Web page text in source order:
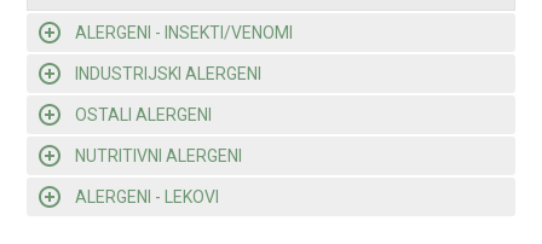
ALERGENI - INSEKTI/VENOMI
INDUSTRIJSKI ALERGENI
OSTALI ALERGENI
NUTRITIVNI ALERGENI
ALERGENI - LEKOVI